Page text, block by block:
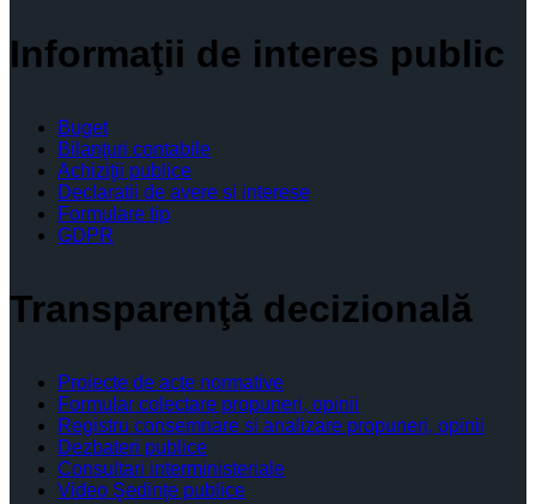
Informaţii de interes public
Buget
Bilanţuri contabile
Achiziţii publice
Declaratii de avere si interese
Formulare tip
GDPR
Transparenţă decizională
Proiecte de acte normative
Formular colectare propuneri, opinii
Registru consemnare si analizare propuneri, opinii
Dezbateri publice
Consultari interministeriale
Video Şedinţe publice